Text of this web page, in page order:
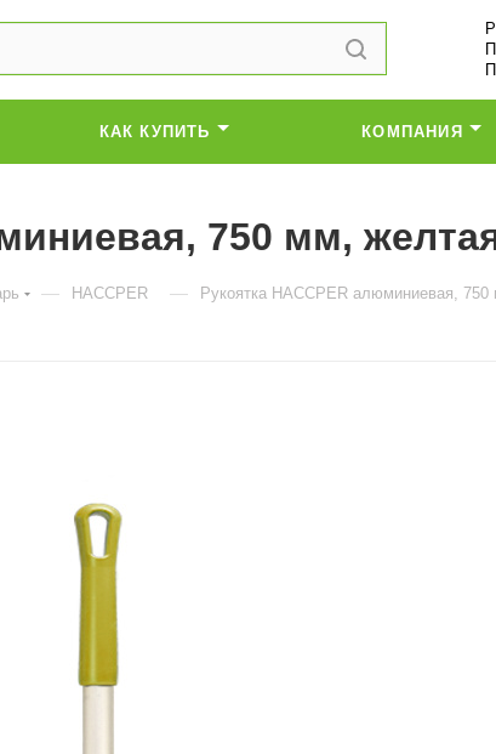
КАК КУПИТЬ КОМПАНИЯ
750 мм,
— HACCPER — Рукоятка HACCPER алюминиевая,